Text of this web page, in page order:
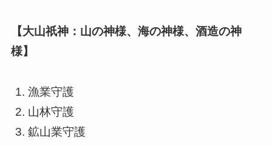
【大山祇神：山の神様、海の神様、酒造の神
様】
漁業守護
山林守護
鉱山業守護